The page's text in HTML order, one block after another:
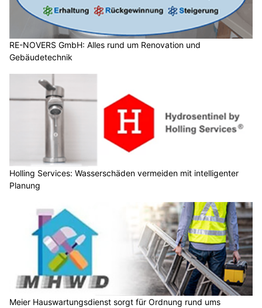
RE-NOVERS GmbH: Alles rund um Renovation und
Gebäudetechnik
Holling Services: Wasserschäden vermeiden mit intelligenter
Planung
Meier Hauswartungsdienst sorgt für Ordnung rund ums